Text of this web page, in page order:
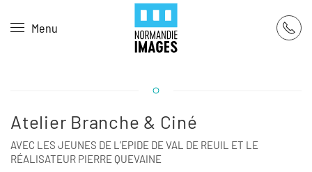
Skip to main content
Menu
Atelier Branche & Ciné
AVEC LES JEUNES DE L’EPIDE DE VAL DE REUIL ET LE
RÉALISATEUR PIERRE QUEVAINE
Panneau de gestion des cookies